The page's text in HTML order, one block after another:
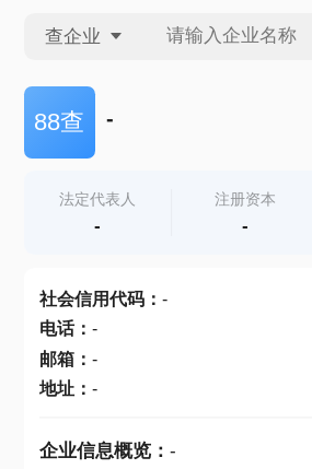
查企业
查企业
查产地
88查 -
法定代表人
-
注册资本
-
社会信用代码： -
电话： -
邮箱： -
地址： -
企业信息概览： -